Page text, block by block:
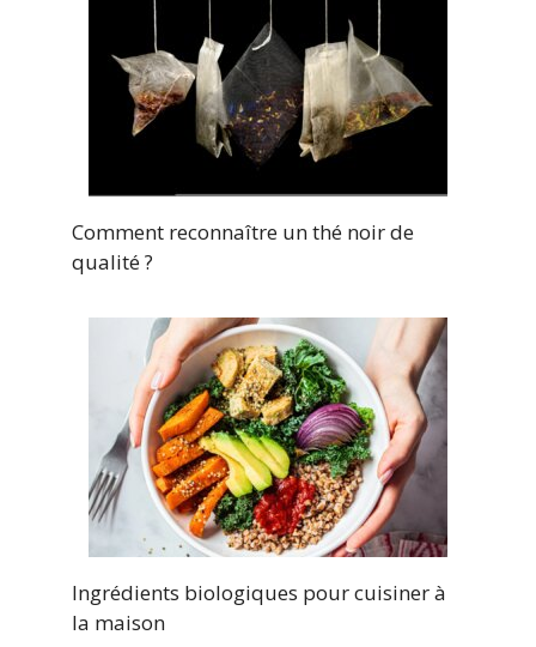
Comment reconnaître un thé noir de
qualité ?
Ingrédients biologiques pour cuisiner à
la maison